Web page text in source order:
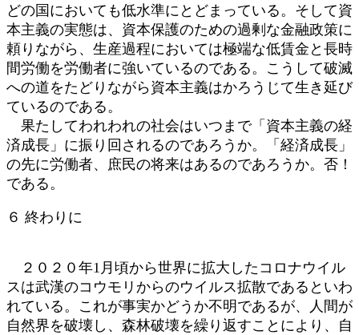
どの国においても低水準にとどまっている。そして資
本主義の実態は、資本保護のための過剰な金融政策に
頼りながら、生産過程においては極端な低賃金と長時
間労働を労働者に強いているのである。こうして破滅
への道をたどりながら資本主義はかろうじて生き延び
ているのである。
果たしてわれわれの社会はいつまで「資本主義の経
済成長」に振り回されるのであろうか。「経済成長」
の先に労働者、庶民の将来はあるのであろうか。否！
である。
６ 終わりに
２０２０年1月頃から世界に拡大したコロナウイル
スは武漢のコウモリからのウイルス拡散であるといわ
れている。これが事実かどうか不明であるが、人間が
自然界を破壊し、森林破壊を繰り返すことにより、自